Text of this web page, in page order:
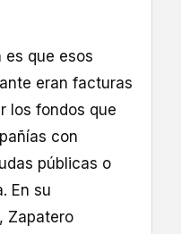
es que esos
eran facturas
los fondos que
con
públicas o
En su
Zapatero